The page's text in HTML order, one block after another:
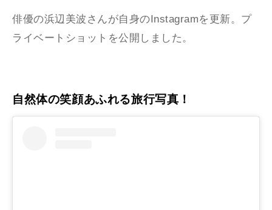
俳優の浜辺美波さんが自身のInstagramを更新。プ
ライベートショットを公開しました。
自然体の笑顔あふれる旅行写真！